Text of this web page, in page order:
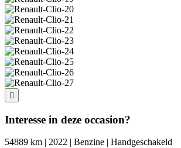
Interesse in deze occasion?
54889 km | 2022 | Benzine | Handgeschakeld